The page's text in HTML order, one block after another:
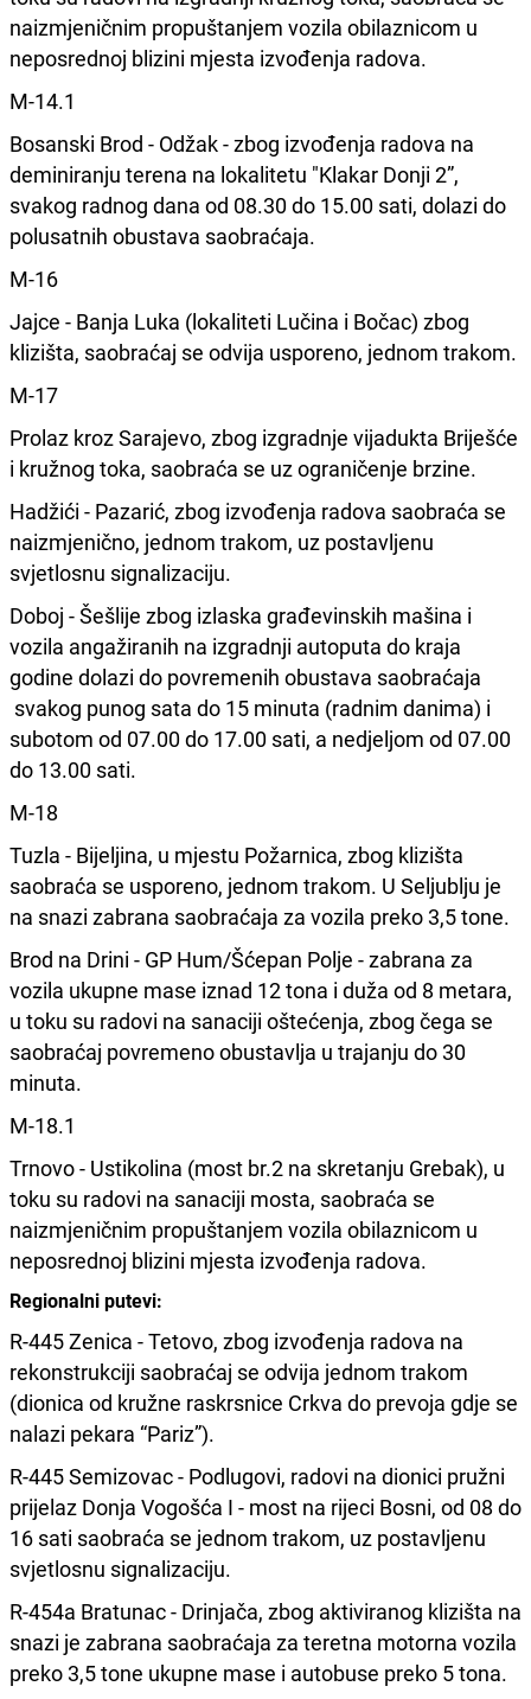
naizmjeničnim propuštanjem vozila obilaznicom u
neposrednoj blizini mjesta izvođenja radova.
M-14.1
Bosanski Brod - Odžak - zbog izvođenja radova na
deminiranju terena na lokalitetu "Klakar Donji 2”,
svakog radnog dana od 08.30 do 15.00 sati, dolazi do
polusatnih obustava saobraćaja.
M-16
Jajce - Banja Luka (lokaliteti Lučina i Bočac) zbog
klizišta, saobraćaj se odvija usporeno, jednom trakom.
M-17
Prolaz kroz Sarajevo, zbog izgradnje vijadukta Briješće
i kružnog toka, saobraća se uz ograničenje brzine.
Hadžići - Pazarić, zbog izvođenja radova saobraća se
naizmjenično, jednom trakom, uz postavljenu
svjetlosnu signalizaciju.
Doboj - Šešlije zbog izlaska građevinskih mašina i
vozila angažiranih na izgradnji autoputa do kraja
godine dolazi do povremenih obustava saobraćaja
svakog punog sata do 15 minuta (radnim danima) i
subotom od 07.00 do 17.00 sati, a nedjeljom od 07.00
do 13.00 sati.
M-18
Tuzla - Bijeljina, u mjestu Požarnica, zbog klizišta
saobraća se usporeno, jednom trakom. U Seljublju je
na snazi zabrana saobraćaja za vozila preko 3,5 tone.
Brod na Drini - GP Hum/Šćepan Polje - zabrana za
vozila ukupne mase iznad 12 tona i duža od 8 metara,
u toku su radovi na sanaciji oštećenja, zbog čega se
saobraćaj povremeno obustavlja u trajanju do 30
minuta.
M-18.1
Trnovo - Ustikolina (most br.2 na skretanju Grebak), u
toku su radovi na sanaciji mosta, saobraća se
naizmjeničnim propuštanjem vozila obilaznicom u
neposrednoj blizini mjesta izvođenja radova.
Regionalni putevi:
R-445 Zenica - Tetovo, zbog izvođenja radova na
rekonstrukciji saobraćaj se odvija jednom trakom
(dionica od kružne raskrsnice Crkva do prevoja gdje se
nalazi pekara “Pariz”).
R-445 Semizovac - Podlugovi, radovi na dionici pružni
prijelaz Donja Vogošća I - most na rijeci Bosni, od 08 do
16 sati saobraća se jednom trakom, uz postavljenu
svjetlosnu signalizaciju.
R-454a Bratunac - Drinjača, zbog aktiviranog klizišta na
snazi je zabrana saobraćaja za teretna motorna vozila
preko 3,5 tone ukupne mase i autobuse preko 5 tona.